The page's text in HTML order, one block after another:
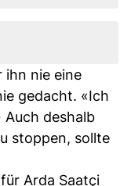
ihn nie eine
gedacht. «Ich
deshalb
stoppen, sollte
Arda Saatçi